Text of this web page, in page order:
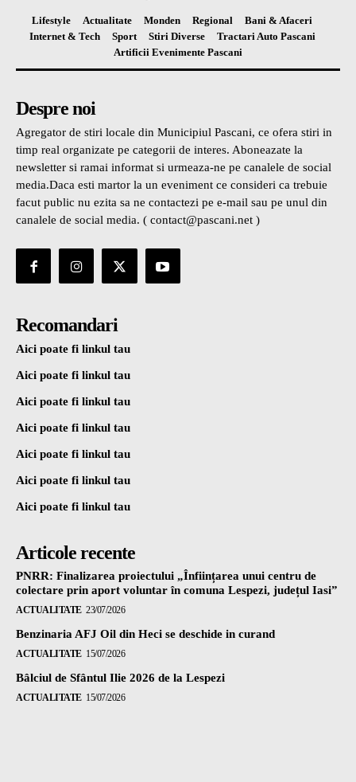
Lifestyle Actualitate Monden Regional
Bani & Afaceri
Internet & Tech
Sport Stiri Diverse
Tractari Auto Pascani
Artificii Evenimente Pascani
Despre noi
Agregator de stiri locale din Municipiul Pascani, ce ofera stiri in
timp real organizate pe categorii de interes. Aboneazate la
newsletter si ramai informat si urmeaza-ne pe canalele de social
media.Daca esti martor la un eveniment ce consideri ca trebuie
facut public nu ezita sa ne contactezi pe e-mail sau pe unul din
canalele de social media. ( contact@pascani.net )
Recomandari
Aici poate fi linkul tau
Aici poate fi linkul tau
Aici poate fi linkul tau
Aici poate fi linkul tau
Aici poate fi linkul tau
Aici poate fi linkul tau
Aici poate fi linkul tau
Articole recente
PNRR: Finalizarea proiectului „Înființarea unui centru de
colectare prin aport voluntar în comuna Lespezi, județul Iasi”
ACTUALITATE 23/07/2026
Benzinaria AFJ Oil din Heci se deschide in curand
ACTUALITATE 15/07/2026
Bâlciul de Sfântul Ilie 2026 de la Lespezi
ACTUALITATE 15/07/2026